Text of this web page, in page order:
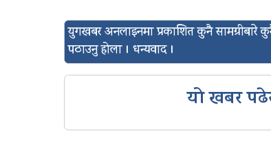
युगखबर अनलाइनमा प्रकाशित कुनै
पठाउनु होला । धन्यवाद ।
यो खबर